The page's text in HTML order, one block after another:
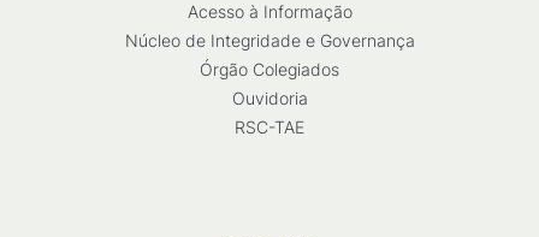
Acesso à Informação
Núcleo de Integridade e Governança
Órgão Colegiados
Ouvidoria
RSC-TAE